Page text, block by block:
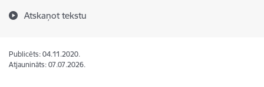
Atskaņot tekstu
Publicēts: 04.11.2020.
Atjaunināts: 07.07.2026.